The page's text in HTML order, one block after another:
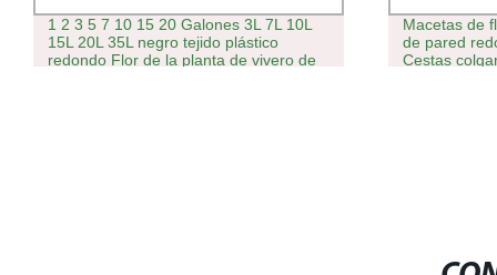
1 2 3 5 7 10 15 20 Galones 3L 7L 10L
15L 20L 35L negro tejido plástico
redondo Flor de la planta de vivero de
Macetas de
de pared
Cestas